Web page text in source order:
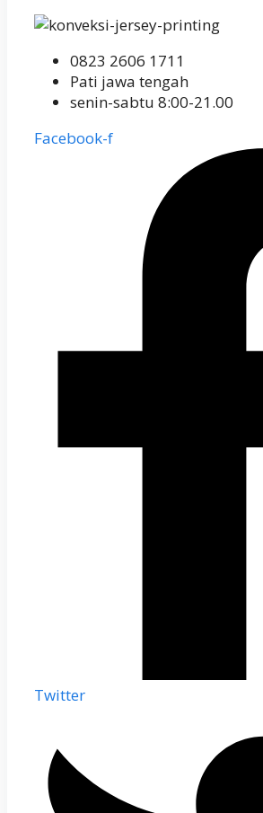
0823 2606 1711
Pati jawa tengah
senin-sabtu 8:00-21.00
Facebook-f
Twitter